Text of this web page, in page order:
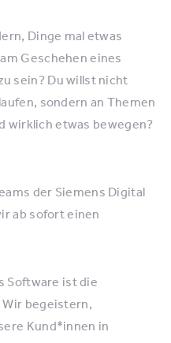
Dinge mal etwas
Geschehen eines
sein? Du willst nicht
sondern an Themen
wirklich etwas bewegen?
der Siemens Digital
ab sofort einen
Software ist die
Wir begeistern,
Kund*innen in